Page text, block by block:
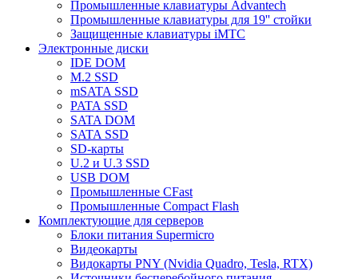
Промышленные клавиатуры Advantech
Промышленные клавиатуры для 19'' стойки
Защищенные клавиатуры iMTC
Электронные диски
IDE DOM
M.2 SSD
mSATA SSD
PATA SSD
SATA DOM
SATA SSD
SD-карты
U.2 и U.3 SSD
USB DOM
Промышленные CFast
Промышленные Compact Flash
Комплектующие для серверов
Блоки питания Supermicro
Видеокарты
Видокарты PNY (Nvidia Quadro, Tesla, RTX)